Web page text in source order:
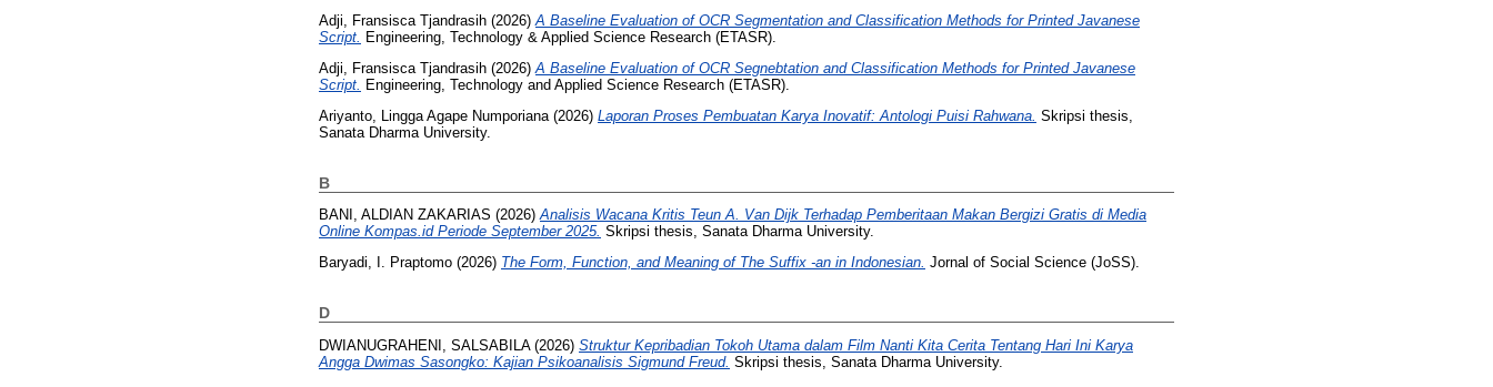
Adji, Fransisca Tjandrasih (2026) A Baseline Evaluation of OCR Segmentation and Classification Methods for Printed Javanese
Script.
Engineering, Technology & Applied Science Research (ETASR).
Adji, Fransisca Tjandrasih (2026) A Baseline Evaluation of OCR Segnebtation and Classification Methods for Printed Javanese
Script.
Engineering, Technology and Applied Science Research (ETASR).
Ariyanto, Lingga Agape Numporiana (2026) Laporan Proses Pembuatan Karya Inovatif: Antologi Puisi Rahwana. Skripsi thesis,
Sanata Dharma University.
B
BANI, ALDIAN ZAKARIAS (2026)Analisis Wacana Kritis Teun A. Van Dijk Terhadap Pemberitaan Makan Bergizi Gratis di Media
Online Kompas.id Periode September 2025. Skripsi thesis, Sanata Dharma University.
Baryadi, I. Praptomo (2026) The Form, Function, and Meaning of The Suffix -an in Indonesian. Jornal of Social Science (JoSS).
D
DWIANUGRAHENI, SALSABILA(2026) Struktur Kepribadian Tokoh Utama dalam Film Nanti Kita Cerita Tentang Hari Ini Karya
Angga Dwimas Sasongko: Kajian Psikoanalisis Sigmund Freud. Skripsi thesis, Sanata Dharma University.